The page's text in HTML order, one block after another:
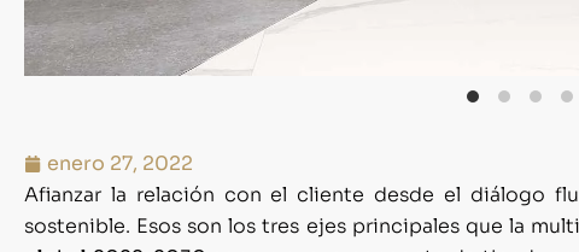
enero 27, 2022
Afianzar la relación con el cliente desde el diálogo
sostenible. Esos son los tres ejes principales que la